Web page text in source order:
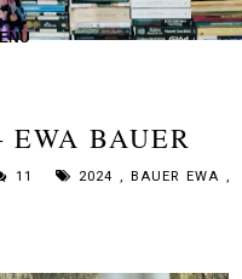
EWA BAUER
11 2024 , BAUER EWA,